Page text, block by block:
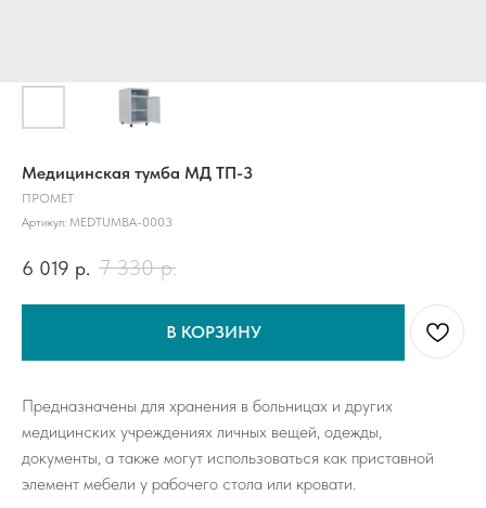
Медицинская тумба МД ТП-3
ПРОМЕТ
Артикул: MEDTUMBA-0003
6 019 р. 7 330 р.
В КОРЗИНУ
Предназначены для хранения в больницах и других
медицинских учреждениях личных вещей, одежды,
документы, а также могут использоваться как приставной
элемент мебели у рабочего стола или кровати.